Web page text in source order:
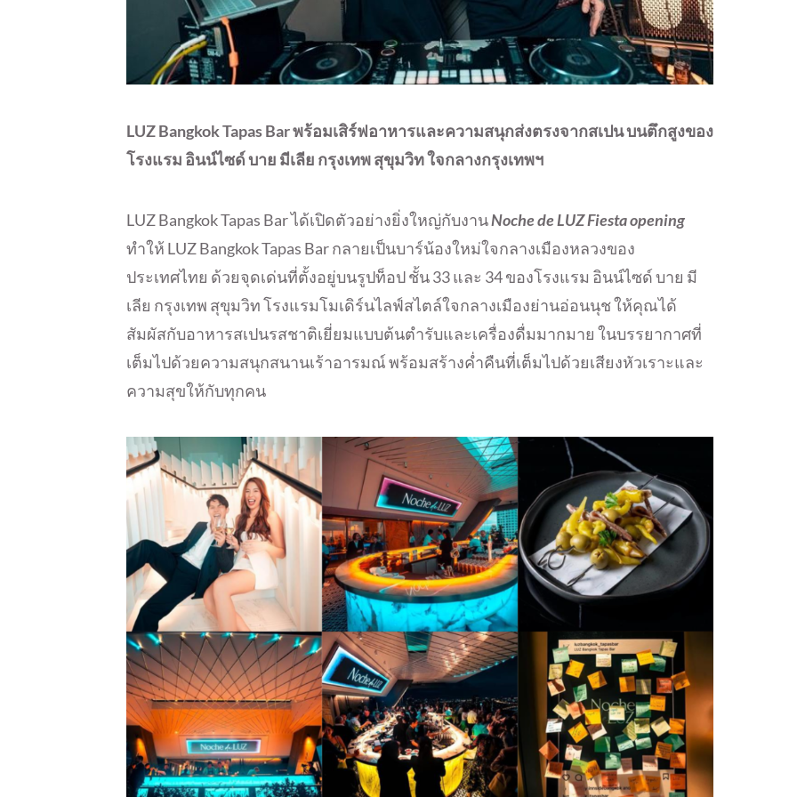
LUZ Bangkok Tapas Bar พร้อมเสิร์ฟอาหารและความสนุกส่งตรงจากสเปนบนตึกสูงของ
โรงแรม อินน์ไซด์ บาย มีเลีย กรุงเทพ สุขุมวิท ใจกลางกรุงเทพฯ
LUZ Bangkok Tapas Bar ได้เปิดตัวอย่างยิ่งใหญ่กับงานNoche de LUZ Fiesta opening
ทำให้ LUZ Bangkok Tapas Bar กลายเป็นบาร์น้องใหม่ใจกลางเมืองหลวงของ
ประเทศไทย ด้วยจุดเด่นที่ตั้งอยู่บนรูปท็อป ชั้น 33 และ 34 ของโรงแรม อินน์ไซด์ บาย มี
เลีย กรุงเทพ สุขุมวิท โรงแรมโมเดิร์นไลฟ์สไตล์ใจกลางเมืองย่านอ่อนนุช ให้คุณได้
สัมผัสกับอาหารสเปนรสชาติเยี่ยมแบบต้นตำรับและเครื่องดื่มมากมาย ในบรรยากาศที่
เต็มไปด้วยความสนุกสนานเร้าอารมณ์ พร้อมสร้างค่ำคืนที่เต็มไปด้วยเสียงหัวเราะและ
ความสุขให้กับทุกคน